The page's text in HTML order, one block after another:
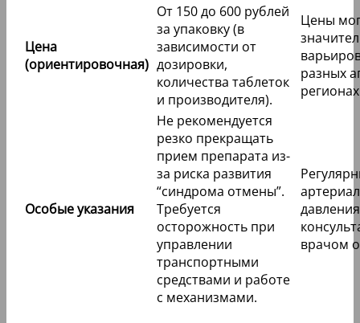
Цена
(ориентировочная)
От 150 до 600 рублей
за упаковку (в
зависимости от
дозировки,
количества таблеток
и производителя).
Цены
разных
Особые указания
Не рекомендуется
резко прекращать
прием препарата из-
за риска развития
“синдрома отмены”.
Требуется
осторожность при
управлении
транспортными
средствами и работе
с механизмами.
врачом